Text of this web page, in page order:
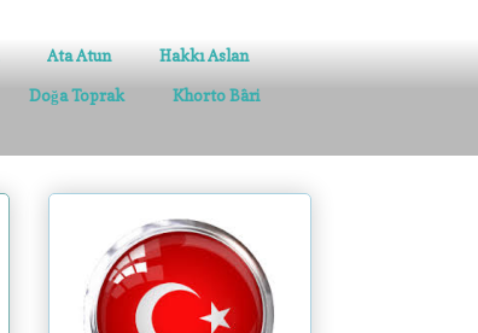
Ata Atun Hakkı Aslan
Doğa Toprak Khorto Bâri